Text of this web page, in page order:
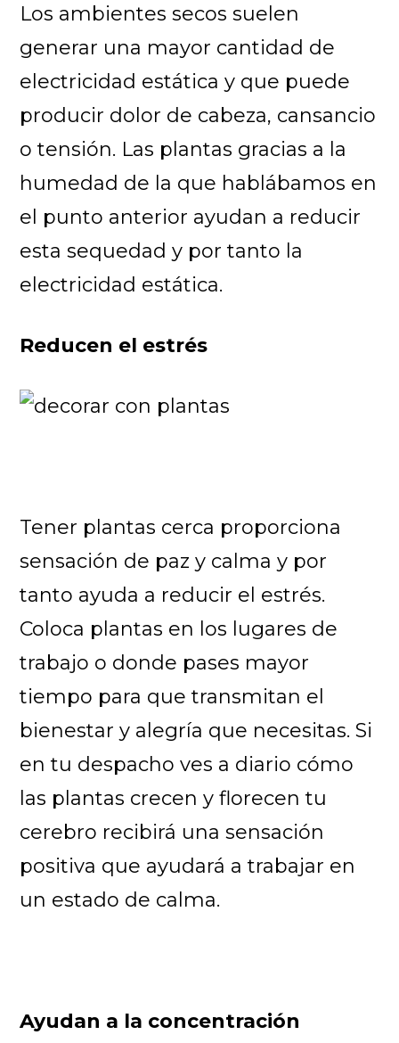
Los ambientes secos suelen
generar una mayor cantidad de
electricidad estática y que puede
producir dolor de cabeza, cansancio
o tensión. Las plantas gracias a la
humedad de la que hablábamos en
el punto anterior ayudan a reducir
esta sequedad y por tanto la
electricidad estática.
Reducen el estrés
Tener plantas cerca proporciona
sensación de paz y calma y por
tanto ayuda a reducir el estrés.
Coloca plantas en los lugares de
trabajo o donde pases mayor
tiempo para que transmitan el
bienestar y alegría que necesitas. Si
en tu despacho ves a diario cómo
las plantas crecen y florecen tu
cerebro recibirá una sensación
positiva que ayudará a trabajar en
un estado de calma.
Ayudan a la concentración